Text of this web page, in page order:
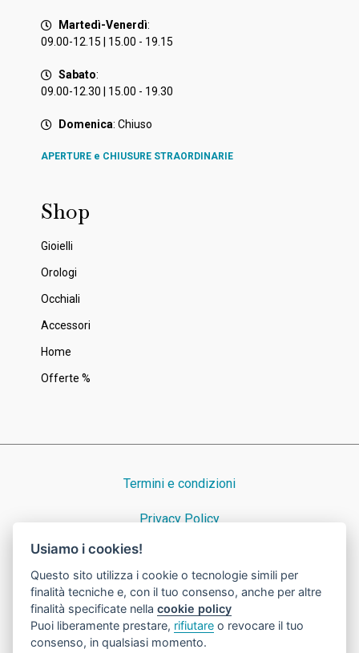
Martedì-Venerdì:
09.00-12.15 | 15.00 - 19.15
Sabato:
09.00-12.30 | 15.00 - 19.30
Domenica: Chiuso
APERTURE e CHIUSURE STRAORDINARIE
Shop
Gioielli
Orologi
Occhiali
Accessori
Home
Offerte %
Termini e condizioni
Privacy Policy
Cookie Policy
© 2023 Nicora Srl · Dal 1939 consulenti preziosi ad Azzate · P.IVA e
C.F. 00235790128 · cap. soc. Eur 46800 i.v. · Numero REA VA 31227
Usiamo i cookies!
Questo sito utilizza i cookie o tecnologie simili per
finalità tecniche e, con il tuo consenso, anche per altre
finalità specificate nellacookie policy
Puoi liberamente prestare, rifiutare o revocare il tuo
consenso, in qualsiasi momento.